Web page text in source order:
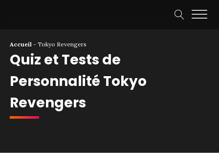
Accueil - Tokyo Revengers
Quiz et Tests de
Personnalité Tokyo
Revengers